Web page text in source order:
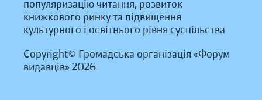
популяризацію читання, розвиток
книжкового ринку та підвищення
культурного і освітнього рівня суспільства
Copyright© Громадська організація «Форум
видавців» 2026